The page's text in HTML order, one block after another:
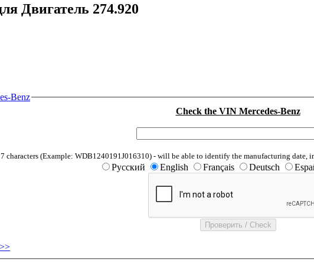
Двигатель 274.920
Benz
Check the VIN Mercedes-Benz
characters (Example: WDB1240191J016310) - will be able to identify the manufacturing date,
Русский English Français Deutsch